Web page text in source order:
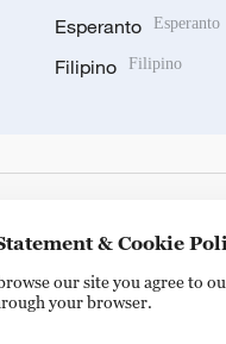
Esperanto Esperanto
Filipino Filipino
& Cookie
our site you agree to
your browser.